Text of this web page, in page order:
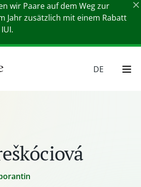
wir Paare auf dem Weg zur
Jahr zusätzlich mit einem Rabatt
DE